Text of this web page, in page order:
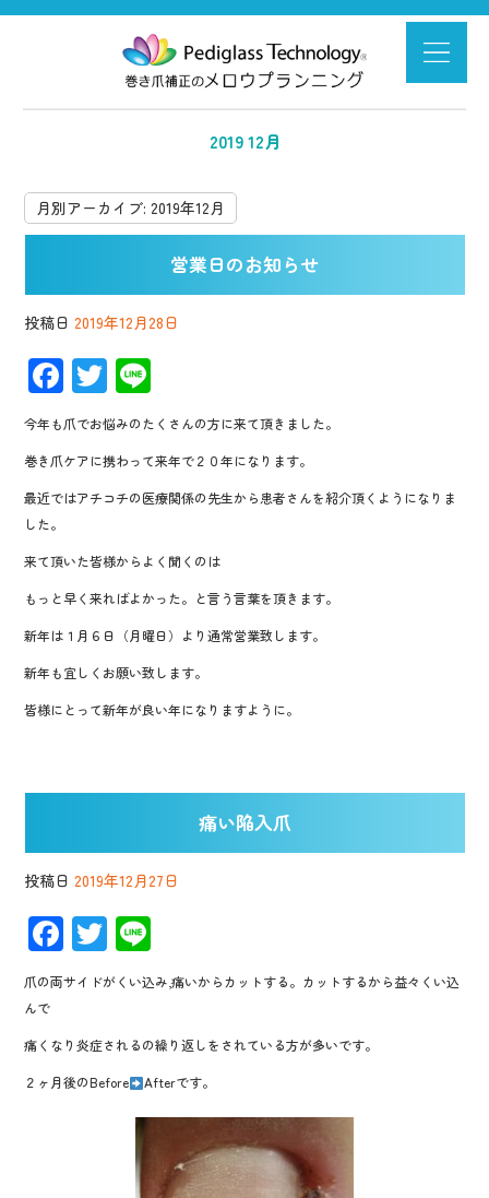
2019 12月
月別アーカイブ:2019年12月
営業日のお知らせ
投稿日 2019年12月28日
F
ac
e
b
o
o
k
T
wi
tt
er
n
e
今年も爪でお悩みのたくさんの方に来て頂きました。
巻き爪ケアに携わって来年で２０年になります。
最近ではアチコチの医療関係の先生から患者さんを紹介頂くようになりま
した。
来て頂いた皆様からよく聞くのは
もっと早く来ればよかった。と言う言葉を頂きます。
新年は１月６日（月曜日）より通常営業致します。
新年も宜しくお願い致します。
皆様にとって新年が良い年になりますように。
痛い陥入爪
投稿日 2019年12月27日
F
ac
e
b
o
T
wi
tt
er
n
e
爪の両サイドがくい込み,痛いからカットする。カットするから益々くい込
んで
痛くなり炎症されるの繰り返しをされている方が多いです。
２ヶ月後のBefore
Afterです。